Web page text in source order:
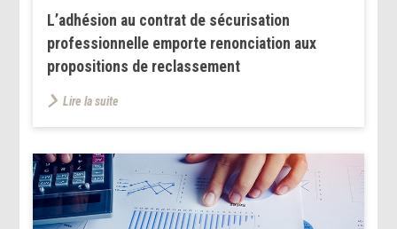
L’adhésion au contrat de sécurisation
professionnelle emporte renonciation aux
propositions de reclassement
Lire la suite